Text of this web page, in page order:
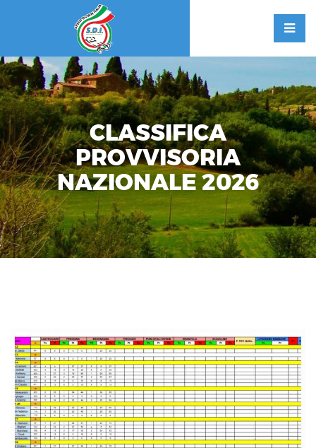
CLASSIFICA
PROVVISORIA
NAZIONALE 2026